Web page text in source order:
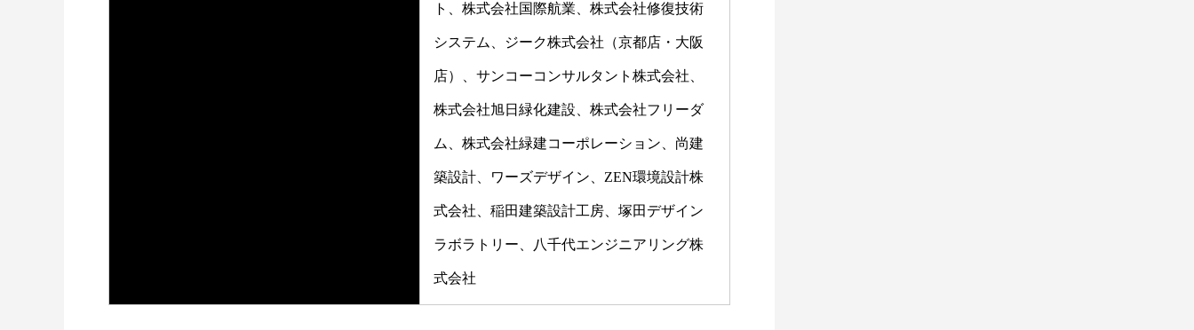
ト、株式会社国際航業、株式会社修復技術
システム、ジーク株式会社（京都店・大阪
店）、サンコーコンサルタント株式会社、
株式会社旭日緑化建設、株式会社フリーダ
ム、株式会社緑建コーポレーション、尚建
築設計、ワーズデザイン、ZEN環境設計株
式会社、稲田建築設計工房、塚田デザイン
ラボラトリー、八千代エンジニアリング株
式会社